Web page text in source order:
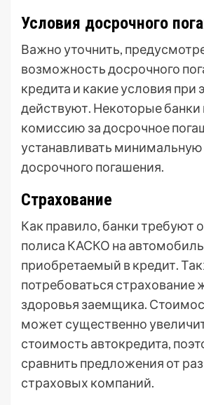
Условия досрочного
Важно уточнить,
возможность досрочного
кредита и какие условия при
действуют. Некоторые банки
комиссию за досрочное
устанавливать
досрочного погашения.
Страхование
Как правило, банки требуют
полиса КАСКО на
приобретаемый в кредит.
потребоваться страхование
здоровья заемщика.
может существенно
стоимость автокредита,
сравнить предложения от
страховых компаний.